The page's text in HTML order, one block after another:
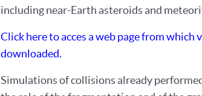
including near-Earth asteroids and
Click here to acces a web page from
downloaded.
Simulations of collisions already